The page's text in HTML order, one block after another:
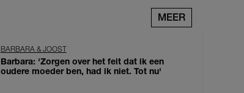
MEER
BARBARA & JOOST
Barbara: 'Zorgen over het feit dat ik een
oudere moeder ben, had ik niet. Tot nu'